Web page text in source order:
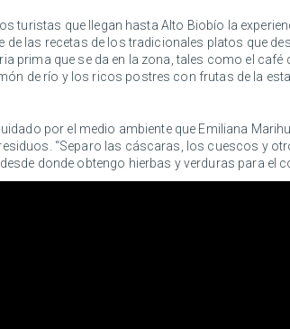
los turistas que llegan hasta Alto Biobío la
las recetas de los tradicionales platos que
prima que se da en la zona, tales como el
de río y los ricos postres con frutas de la
por el medio ambiente que Emiliana
“Separo las cáscaras, los cuescos y
donde obtengo hierbas y verduras para el